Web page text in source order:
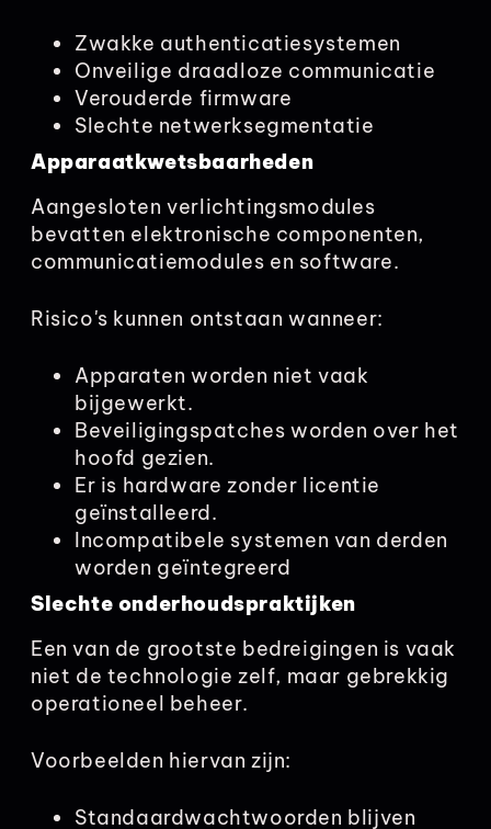
Zwakke authenticatiesystemen
Onveilige draadloze communicatie
Verouderde firmware
Slechte netwerksegmentatie
Apparaatkwetsbaarheden
Aangesloten verlichtingsmodules
bevatten elektronische componenten,
communicatiemodules en software.
Risico's kunnen ontstaan wanneer:
Apparaten worden niet vaak
bijgewerkt.
Beveiligingspatches worden over het
hoofd gezien.
Er is hardware zonder licentie
geïnstalleerd.
Incompatibele systemen van derden
worden geïntegreerd
Slechte onderhoudspraktijken
Een van de grootste bedreigingen is vaak
niet de technologie zelf, maar gebrekkig
operationeel beheer.
Voorbeelden hiervan zijn:
Standaardwachtwoorden blijven